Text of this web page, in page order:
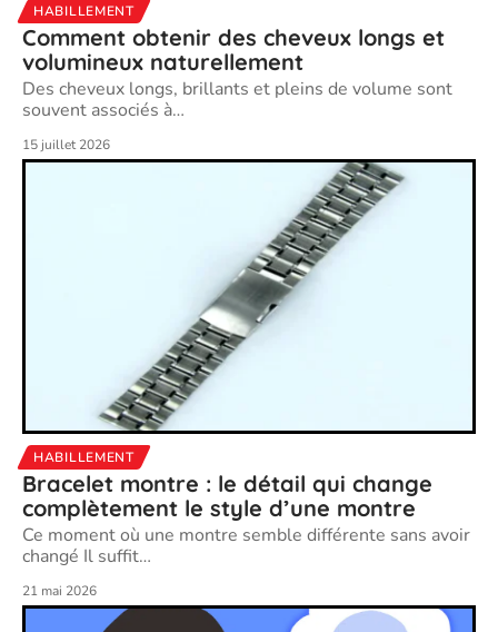
HABILLEMENT
Comment obtenir des cheveux longs et
volumineux naturellement
Des cheveux longs, brillants et pleins de volume sont
souvent associés à…
15 juillet 2026
HABILLEMENT
Bracelet montre : le détail qui change
complètement le style d’une montre
Ce moment où une montre semble différente sans avoir
changé Il suffit…
21 mai 2026